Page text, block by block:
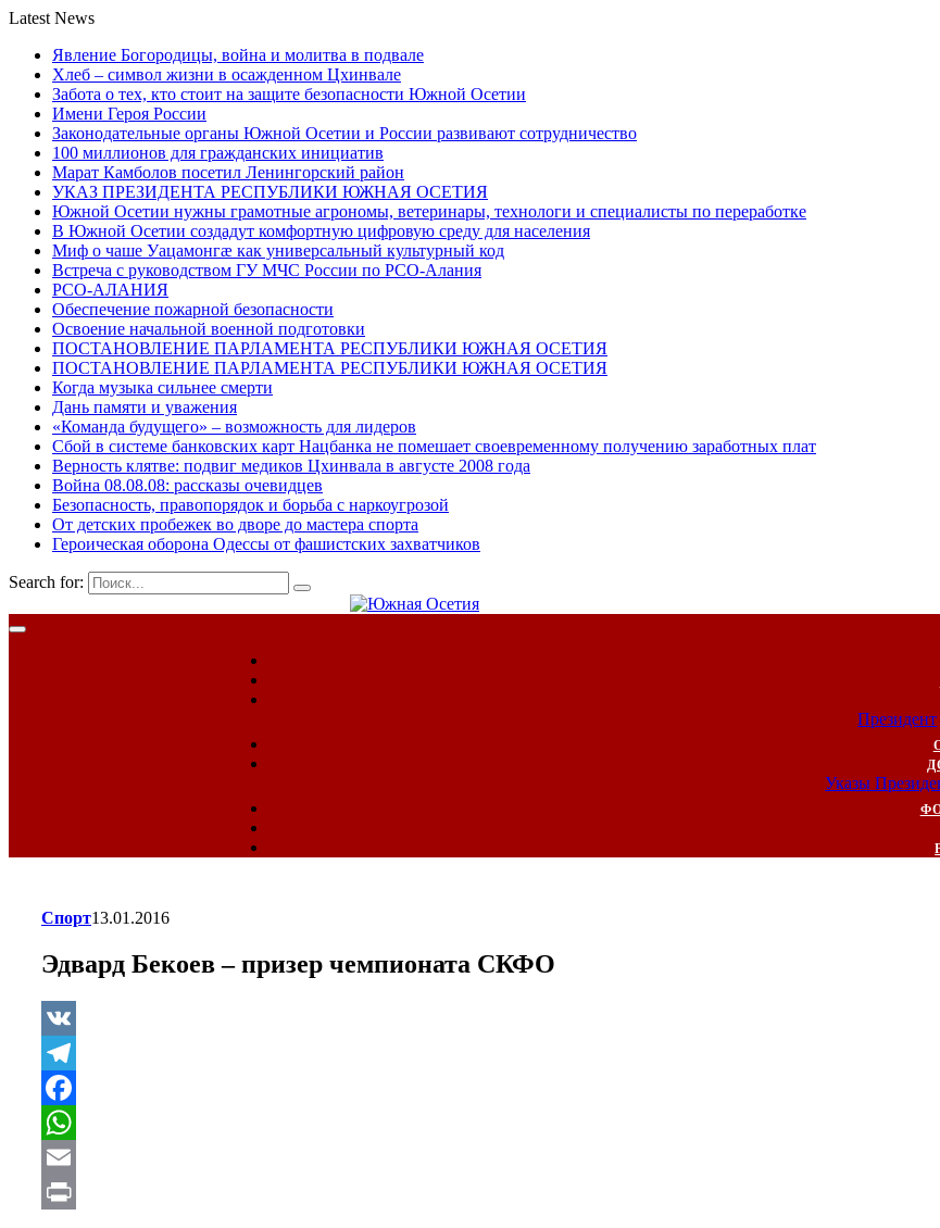
Latest News
Явление Богородицы, война и молитва в подвале
Хлеб – символ жизни в осажденном Цхинвале
Забота о тех, кто стоит на защите безопасности Южной Осетии
Имени Героя России
Законодательные органы Южной Осетии и России развивают сотрудничество
100 миллионов для гражданских инициатив
Марат Камболов посетил Ленингорский район
УКАЗ ПРЕЗИДЕНТА РЕСПУБЛИКИ ЮЖНАЯ ОСЕТИЯ
Южной Осетии нужны грамотные агрономы, ветеринары, технологи и специалисты по переработке
В Южной Осетии создадут комфортную цифровую среду для населения
Миф о чаше Уацамонгæ как универсальный культурный код
Встреча с руководством ГУ МЧС России по РСО-Алания
РСО-АЛАНИЯ
Обеспечение пожарной безопасности
Освоение начальной военной подготовки
ПОСТАНОВЛЕНИЕ ПАРЛАМЕНТА РЕСПУБЛИКИ ЮЖНАЯ ОСЕТИЯ
ПОСТАНОВЛЕНИЕ ПАРЛАМЕНТА РЕСПУБЛИКИ ЮЖНАЯ ОСЕТИЯ
Когда музыка сильнее смерти
Дань памяти и уважения
«Команда будущего» – возможность для лидеров
Сбой в системе банковских карт Нацбанка не помешает своевременному получению заработных плат
Верность клятве: подвиг медиков Цхинвала в августе 2008 года
Война 08.08.08: рассказы очевидцев
Безопасность, правопорядок и борьба с наркоугрозой
От детских пробежек во дворе до мастера спорта
Героическая оборона Одессы от фашистских захватчиков
Search for:
Президент
Указы
Спорт13.01.2016
Эдвард Бекоев – призер чемпионата СКФО
VK
Telegram
Facebook
WhatsApp
Email